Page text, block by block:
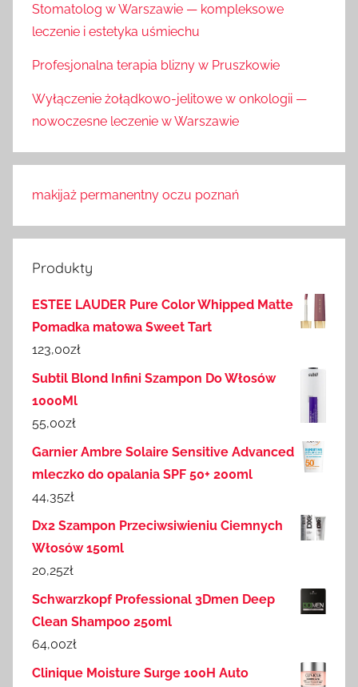
Stomatolog w Warszawie — kompleksowe
leczenie i estetyka uśmiechu
Profesjonalna terapia blizny w Pruszkowie
Wyłączenie żołądkowo-jelitowe w onkologii —
nowoczesne leczenie w Warszawie
makijaż permanentny oczu poznań
Produkty
ESTEE LAUDER Pure Color Whipped Matte
Pomadka matowa Sweet Tart
123,00zł
Subtil Blond Infini Szampon Do Włosów
1000Ml
55,00zł
Garnier Ambre Solaire Sensitive Advanced
mleczko do opalania SPF 50+ 200ml
44,35zł
Dx2 Szampon Przeciwsiwieniu Ciemnych
Włosów 150ml
20,25zł
Schwarzkopf Professional 3Dmen Deep
Clean Shampoo 250ml
64,00zł
Clinique Moisture Surge 100H Auto